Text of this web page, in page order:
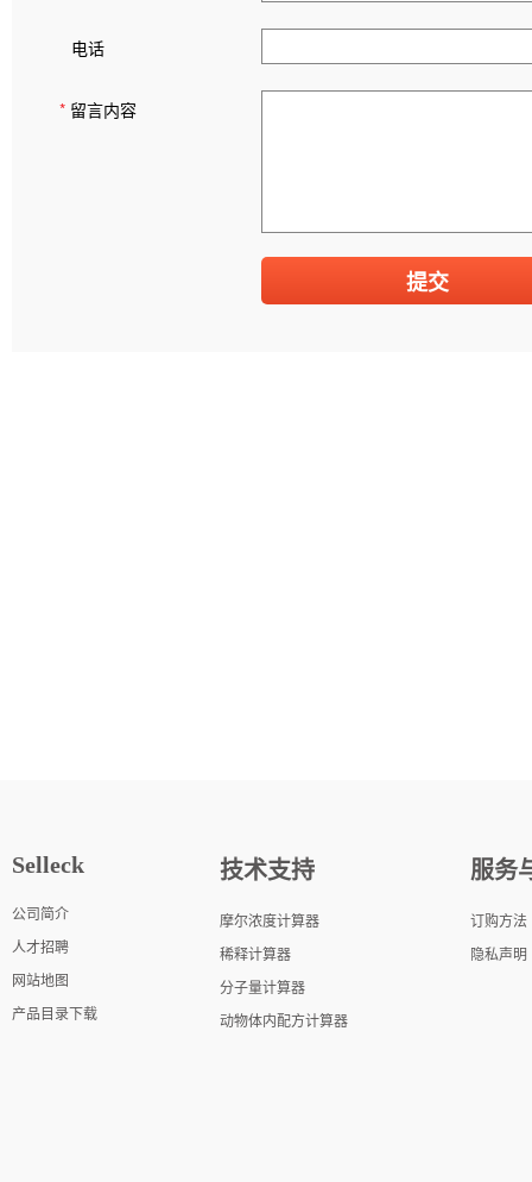
电话
* 留言内容
Selleck
公司简介
人才招聘
网站地图
产品目录下载
技术支持
摩尔浓度计算器
稀释计算器
分子量计算器
动物体内配方计算器
服务
订购方法
隐私声明